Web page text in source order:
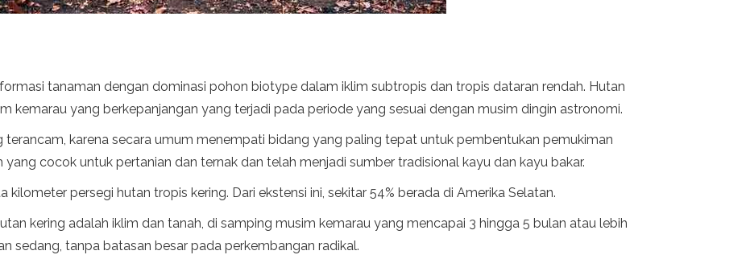
tanaman dengan dominasi pohon biotype dalam iklim subtropis dan tropis dataran rendah. Hutan
kemarau yang berkepanjangan yang terjadi pada periode yang sesuai dengan musim dingin astronomi.
terancam, karena secara umum menempati bidang yang paling tepat untuk pembentukan pemukiman
yang cocok untuk pertanian dan ternak dan telah menjadi sumber tradisional kayu dan kayu bakar.
kilometer persegi hutan tropis kering. Dari ekstensi ini, sekitar 54% berada di Amerika Selatan.
kering adalah iklim dan tanah, di samping musim kemarau yang mencapai 3 hingga 5 bulan atau lebih
sedang, tanpa batasan besar pada perkembangan radikal.